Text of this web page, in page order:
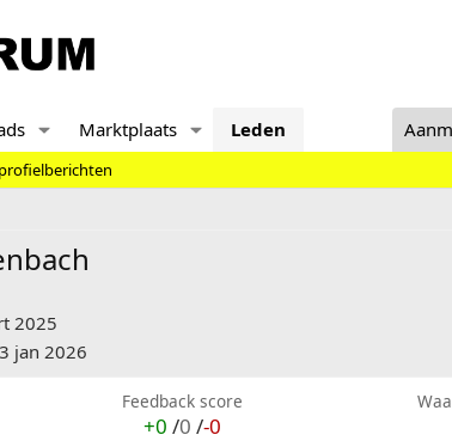
Marktplaats Leden
2025
jan 2026
Feedback score
+0 /0 /-0